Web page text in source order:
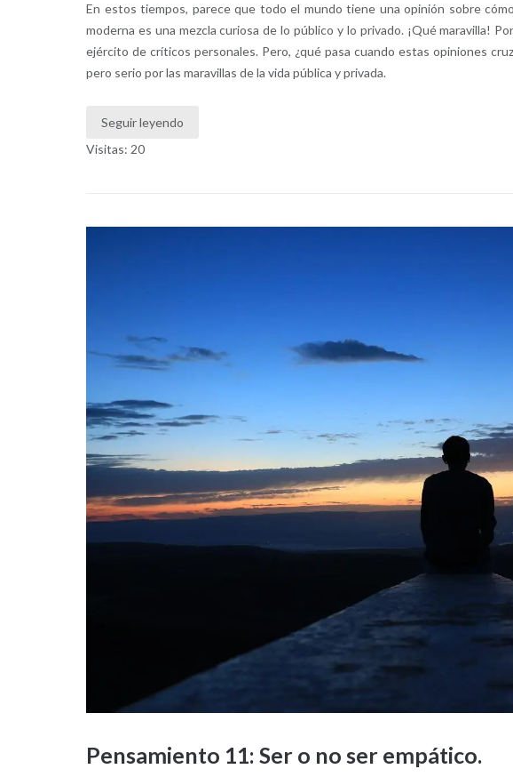
En estos tiempos, parece que todo el mundo tiene una opinión sobre
moderna es una mezcla curiosa de lo público y lo privado. ¡Qué maravilla!
ejército de críticos personales. Pero, ¿qué pasa cuando estas opiniones
pero serio por las maravillas de la vida pública y privada.
Seguir leyendo
Visitas: 20
Pensamiento 11: Ser o no ser empático.